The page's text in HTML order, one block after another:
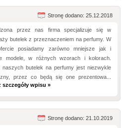
Stronę dodano: 25.12.2018
przez nas firma specjalizuje się w
butelek z przeznaczeniem na perfumy. W
posiadamy zarówno mniejsze jak i
modele, w różnych wzorach i kolorach.
naszych butelek na perfumy jest niezwykle
przez co będą się one prezentowa...
szczegóły wpisu »
Stronę dodano: 21.10.2019